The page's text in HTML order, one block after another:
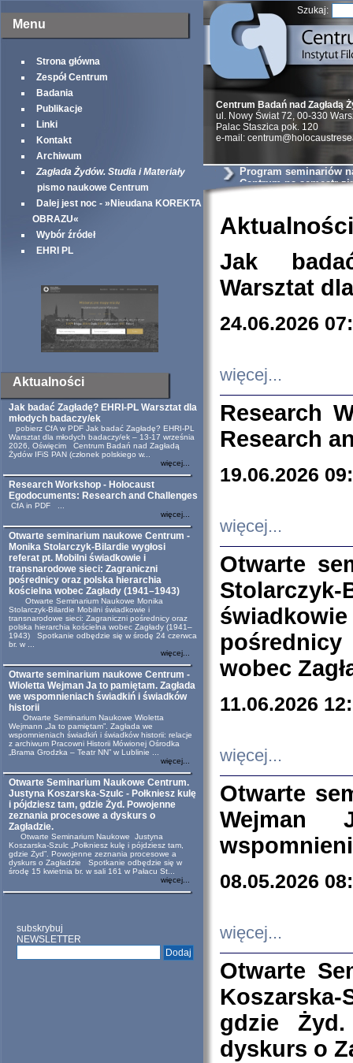
Menu
Strona główna
Zespół Centrum
Badania
Publikacje
Linki
Kontakt
Archiwum
Zagłada Żydów. Studia i Materiały
pismo naukowe Centrum
Dalej jest noc - »Nieudana KOREKTA
OBRAZU«
Wybór źródeł
EHRI PL
Aktualności
Jak badać Zagładę? EHRI-PL Warsztat dla
młodych badaczy/ek
pobierz CfA w PDF Jak badać Zagładę? EHRI-PL
Warsztat dla młodych badaczy/ek – 13-17 września
2026, Oświęcim Centrum Badań nad Zagładą
Żydów IFiS PAN (członek polskiego w...
więcej...
Research Workshop - Holocaust
Egodocuments: Research and Challenges
CfA in PDF ...
więcej...
Otwarte seminarium naukowe Centrum -
Monika Stolarczyk-Bilardie wygłosi
referat pt. Mobilni świadkowie i
transnarodowe sieci: Zagraniczni
pośrednicy oraz polska hierarchia
kościelna wobec Zagłady (1941–1943)
Otwarte Seminarium Naukowe Monika
Stolarczyk-Bilardie Mobilni świadkowie i
transnarodowe sieci: Zagraniczni pośrednicy oraz
polska hierarchia kościelna wobec Zagłady (1941–
1943) Spotkanie odbędzie się w środę 24 czerwca
br. w ...
więcej...
Otwarte seminarium naukowe Centrum -
Wioletta Wejman Ja to pamiętam. Zagłada
we wspomnieniach świadkiń i świadków
historii
Otwarte Seminarium Naukowe Wioletta
Wejmann „Ja to pamiętam”. Zagłada we
wspomnieniach świadkiń i świadków historii: relacje
z archiwum Pracowni Historii Mówionej Ośrodka
„Brama Grodzka – Teatr NN” w Lublinie ...
więcej...
Otwarte Seminarium Naukowe Centrum.
Justyna Koszarska-Szulc - Połkniesz kulę
i pójdziesz tam, gdzie Żyd. Powojenne
zeznania procesowe a dyskurs o
Zagładzie.
Otwarte Seminarium Naukowe Justyna
Koszarska-Szulc „Połkniesz kulę i pójdziesz tam,
gdzie Żyd”. Powojenne zeznania procesowe a
dyskurs o Zagładzie Spotkanie odbędzie się w
środę 15 kwietnia br. w sali 161 w Pałacu St...
więcej...
subskrybuj
NEWSLETTER
Szukaj:
Centrum Badań nad Zagładą
ul. Nowy Świat 72, 00-330
Palac Staszica pok. 120
e-mail:
Program seminariów
Centrum na semestr
Aktualności
Jak
Warsztat
24.06.2026
więcej...
Research
Research
19.06.2026
więcej...
Otwarte
wobec
11.06.2026
więcej...
Otwarte
Wejman
08.05.2026
więcej...
Otwarte
Koszarska-
gdzie
dyskurs o